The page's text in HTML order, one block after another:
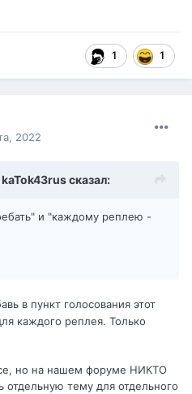
1 1
2022
kaTok43rusсказал:
и "каждому реплею -
в пункт голосования этот
каждого реплея. Только
но на нашем форуме НИКТО
тему для отдельного